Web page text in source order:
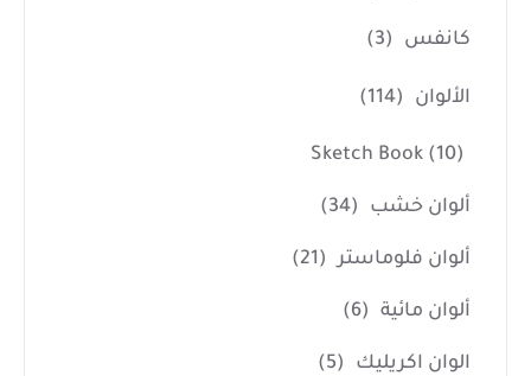
كانفس (3)
الألوان (114)
Sketch Book (10)
ألوان خشب (34)
ألوان فلوماستر (21)
ألوان مائية (6)
الوان اكريليك (5)